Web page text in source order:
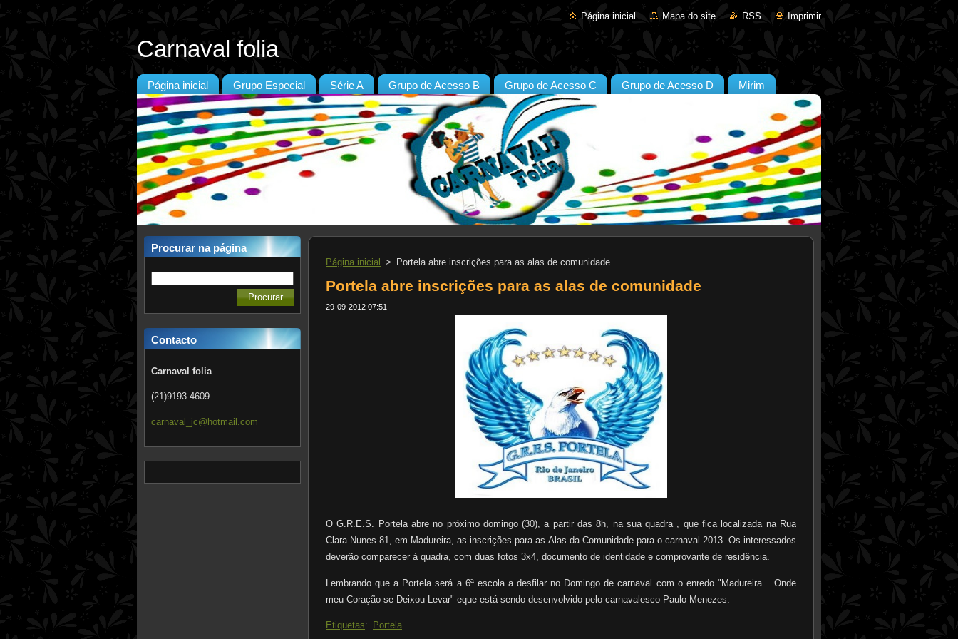
Página inicial Mapa do site RSS Imprimir
Carnaval folia
Página inicial Grupo Especial Série A Grupo de Acesso B Grupo de Acesso C Grupo de Acesso D Mirim
Procurar na página
Contacto
Carnaval folia
(21)9193-4609
carnaval _jc@hotmail.com
Página inicial > Portela abre inscrições para as alas de comunidade
Portela abre inscrições para as alas de comunidade
29-09-2012 07:51
O G.R.E.S. Portela abre no próximo domingo (30), a partir das 8h, na sua quadra , que fica localizada na Rua
Clara Nunes 81, em Madureira, as inscrições para as Alas da Comunidade para o carnaval 2013. Os interessados
deverão comparecer à quadra, com duas fotos 3x4, documento de identidade e comprovante de residência.
Lembrando que a Portela será a 6ª escola a desfilar no Domingo de carnaval com o enredo "Madureira... Onde
meu Coração se Deixou Levar" eque está sendo desenvolvido pelo carnavalesco Paulo Menezes.
Etiquetas: Portela